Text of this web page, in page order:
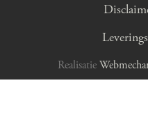
Realisatie